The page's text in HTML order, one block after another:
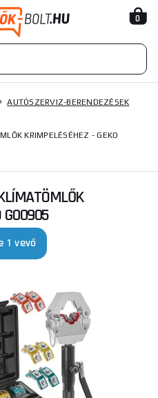
0
AUTÓSZERVIZ-BERENDEZÉSEK
KRIMPELÉSÉHEZ - GEKO
G00905
1 vevő